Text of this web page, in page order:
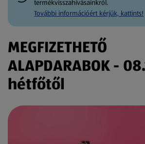
termékvisszahívásainkról.
További információért kérjük, kattints!
MEGFIZETHETŐ
ALAPDARABOK -
hétfőtől